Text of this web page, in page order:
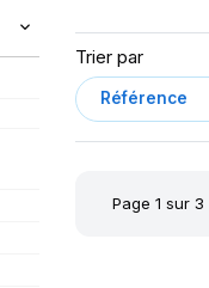
Trier par
Page 1 sur 3